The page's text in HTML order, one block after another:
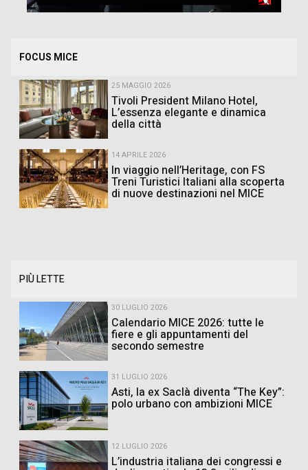
FOCUS MICE
25 MAGGIO 2026
Tivoli President Milano Hotel,
L’essenza elegante e dinamica
della città
14 APRILE 2026
In viaggio nell’Heritage, con FS
Treni Turistici Italiani alla scoperta
di nuove destinazioni nel MICE
PIÙ LETTE
30 LUGLIO 2026
Calendario MICE 2026: tutte le
fiere e gli appuntamenti del
secondo semestre
31 LUGLIO 2026
Asti, la ex Saclà diventa “The Key”:
polo urbano con ambizioni MICE
12 LUGLIO 2026
L’industria italiana dei congressi e